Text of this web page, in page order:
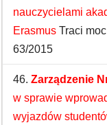
nauczycielami
Erasmus ​Traci
63/2015
46. Zarządzenie
w sprawie
wyjazdów